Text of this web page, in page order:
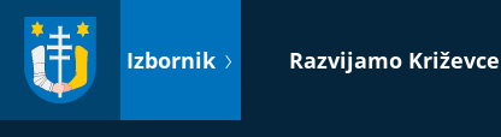
sadržaj
Izbornik Razvijamo Križevce